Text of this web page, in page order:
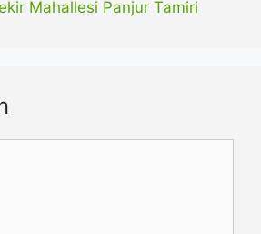
Mahallesi Panjur Tamiri